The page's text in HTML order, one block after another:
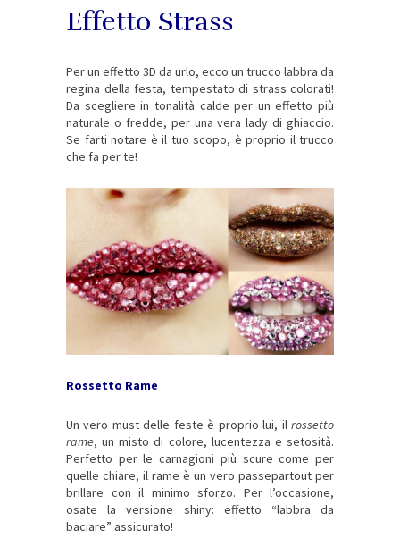
Effetto Strass
Per un effetto 3D da urlo, ecco un trucco labbra da
regina della festa, tempestato di strass colorati!
Da scegliere in tonalità calde per un effetto più
naturale o fredde, per una vera lady di ghiaccio.
Se farti notare è il tuo scopo, è proprio il trucco
che fa per te!
Rossetto Rame
Un vero must delle feste è proprio lui, ilrossetto
rame, un misto di colore, lucentezza e setosità.
Perfetto per le carnagioni più scure come per
quelle chiare, il rame è un vero passepartout per
brillare con il minimo sforzo. Per l’occasione,
osate la versione shiny: effetto “labbra da
baciare” assicurato!